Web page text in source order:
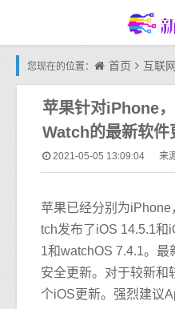
您现在的位置： 首页 互联网
苹果针对iPhone
Watch的最新软件
2021-05-05 13:09:04 来源
苹果已经分别为
tch发布了iOS 14.5.1和
1和watchOS 7.4.1。最
安全更新。对于较新和
个iOS更新。强烈建议